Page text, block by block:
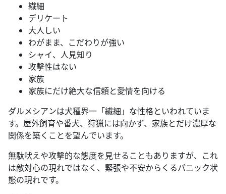
繊細
デリケート
大人しい
わがまま、こだわりが強い
シャイ、人見知り
攻撃性はない
家族
家族にだけ絶大な信頼と愛情を向ける
ダルメシアンは犬種界一「繊細」な性格といわれていま
す。屋外飼育や番犬、狩猟には向かず、家族とだけ濃厚な
関係を築くことを望んでいます。
無駄吠えや攻撃的な態度を見せることもありますが、これ
は敵対心の現れではなく、緊張や不安からくるパニック状
態の現れです。